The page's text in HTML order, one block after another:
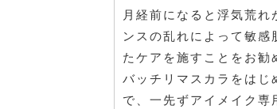
月経前になると浮気荒
ンスの乱れによって敏
たケアを施すことをお勧
バッチリマスカラをはじ
で、一先ずアイメイク専